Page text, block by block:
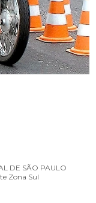
DE SÃO PAULO
Zona Sul